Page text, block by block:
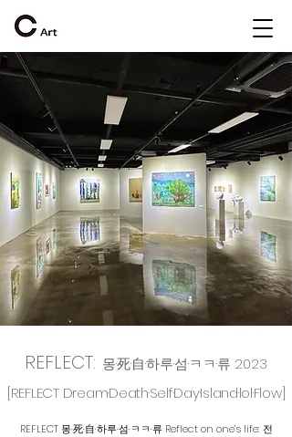
REFLECT: 몽·死·自·하루·섬·ㅋㅋ·류 2023
[REFLECT Dream·Death·Self·Day·Island·lol·Flow]
REFLECT 몽·死·自·하루·섬·ㅋㅋ·류 Reflect on one’s life: 전